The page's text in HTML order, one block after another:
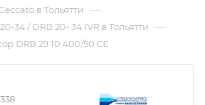
в Тольятти —
34 / DRB 20- 34 IVR в Тольятти —
DRB 29 10 400/50 CE